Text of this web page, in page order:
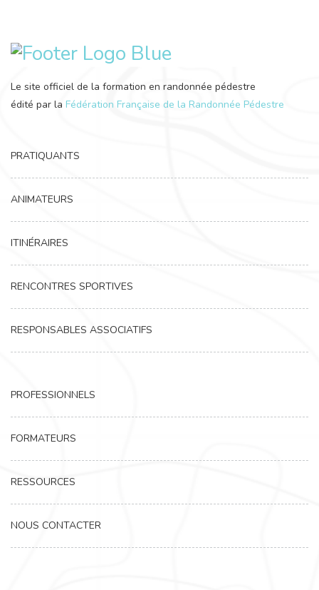
Le site officiel de la formation en randonnée pédestre
édité par la Fédération Française de la Randonnée Pédestre
PRATIQUANTS
ANIMATEURS
ITINÉRAIRES
RENCONTRES SPORTIVES
RESPONSABLES ASSOCIATIFS
PROFESSIONNELS
FORMATEURS
RESSOURCES
NOUS CONTACTER